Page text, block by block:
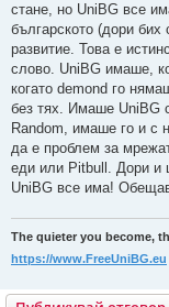
стане, но UniBG все
българското (дори
развитие. Това е
слово. UniBG имаше,
когато demond го
без тях. Имаше UniBG
Random, имаше го и с
да е проблем за
еди или Pitbull. Дори и
UniBG все има!
The quieter you become,
https://www.FreeUniBG.eu